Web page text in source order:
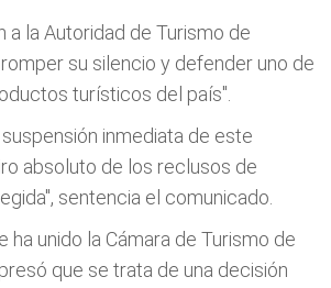
a la Autoridad de Turismo de
romper su silencio y defender uno de
turísticos del país".
inmediata de este
absoluto de los reclusos de
sentencia el comunicado.
ha unido la Cámara de Turismo de
que se trata de una decisión